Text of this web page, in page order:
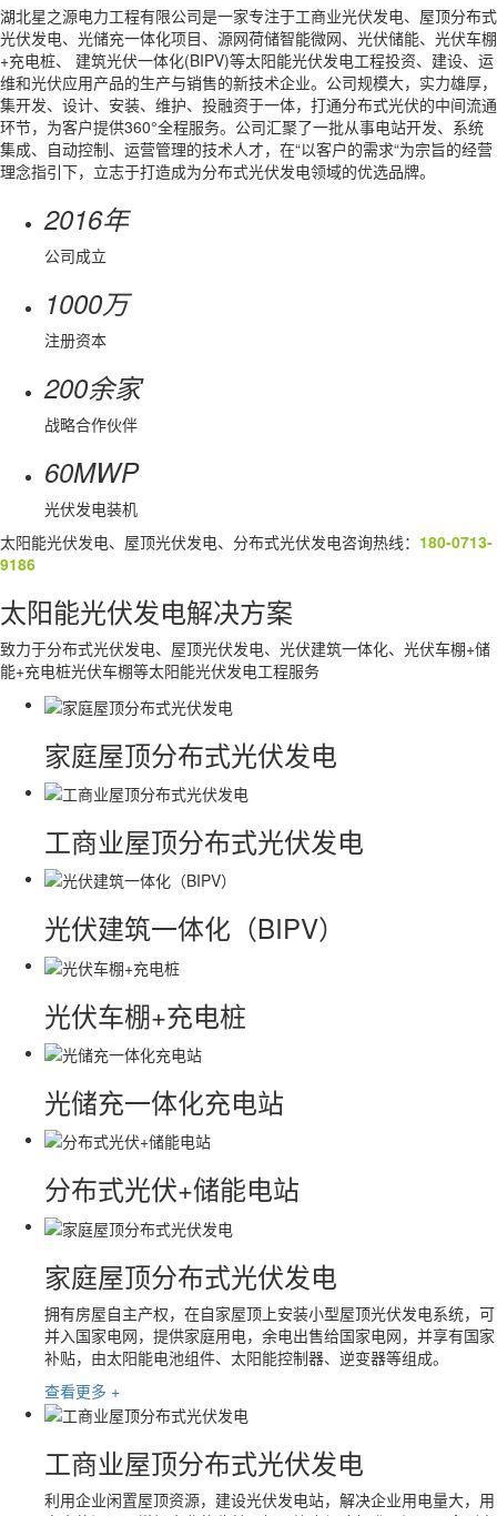
湖北星之源电力工程有限公司是一家专注于工商业光伏发电、屋顶分布式
光伏发电、光储充一体化项目、源网荷储智能微网、光伏储能、光伏车棚
+充电桩、 建筑光伏一体化(BIPV)等太阳能光伏发电工程投资、建设、运
维和光伏应用产品的生产与销售的新技术企业。公司规模大，实力雄厚，
集开发、设计、安装、维护、投融资于一体，打通分布式光伏的中间流通
环节，为客户提供360°全程服务。公司汇聚了一批从事电站开发、系统
集成、自动控制、运营管理的技术人才，在“以客户的需求“为宗旨的经营
理念指引下，立志于打造成为分布式光伏发电领域的优选品牌。
2016年
公司成立
1000万
注册资本
200余家
战略合作伙伴
60MWP
光伏发电装机
太阳能光伏发电、屋顶光伏发电、分布式光伏发电咨询热线： 180-0713-
9186
太阳能光伏发电解决方案
致力于分布式光伏发电、屋顶光伏发电、光伏建筑一体化、光伏车棚+储
能+充电桩光伏车棚等太阳能光伏发电工程服务
家庭屋顶分布式光伏发电
工商业屋顶分布式光伏发电
光伏建筑一体化（BIPV）
光伏车棚+充电桩
光储充一体化充电站
分布式光伏+储能电站
家庭屋顶分布式光伏发电
拥有房屋自主产权，在自家屋顶上安装小型屋顶光伏发电系统，可
并入国家电网，提供家庭用电，余电出售给国家电网，并享有国家
补贴，由太阳能电池组件、太阳能控制器、逆变器等组成。
查看更多 +
工商业屋顶分布式光伏发电
利用企业闲置屋顶资源，建设光伏发电站，解决企业用电量大，用